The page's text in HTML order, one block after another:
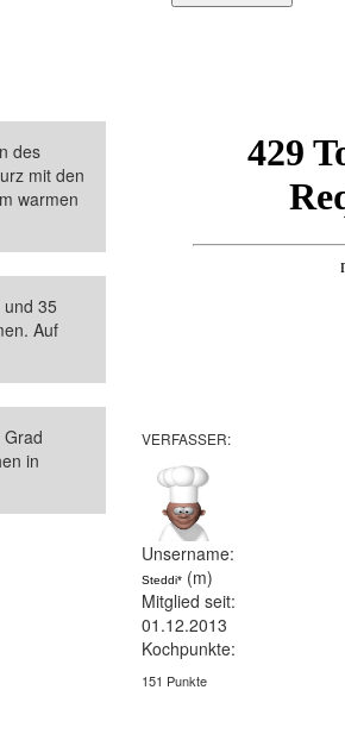
des
mit den
warmen
35
Auf
in
VERFASSER:
Unsername:
Steddi* (m)
Mitglied seit:
01.12.2013
Kochpunkte:
151 Punkte